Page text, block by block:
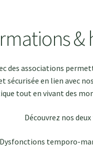
des associations
sécurisée en lien avec
tout en vivant des
Découvrez nos
Dysfonctions temporo-